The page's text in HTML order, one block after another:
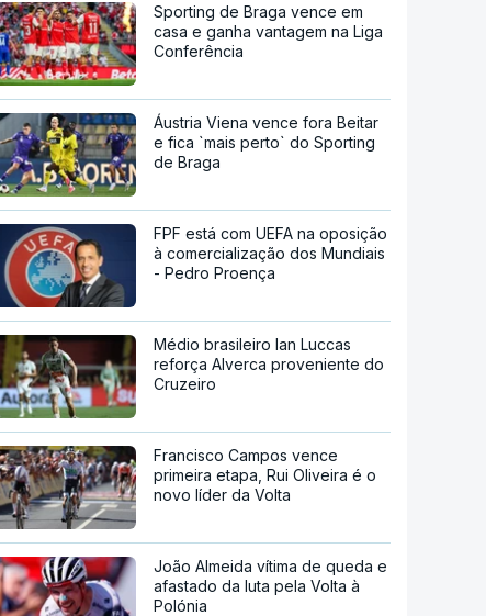
Sporting de Braga vence em
casa e ganha vantagem na Liga
Conferência
Áustria Viena vence fora Beitar
e fica `mais perto` do Sporting
de Braga
FPF está com UEFA na oposição
à comercialização dos Mundiais
- Pedro Proença
Médio brasileiro Ian Luccas
reforça Alverca proveniente do
Cruzeiro
Francisco Campos vence
primeira etapa, Rui Oliveira é o
novo líder da Volta
João Almeida vítima de queda e
afastado da luta pela Volta à
Polónia